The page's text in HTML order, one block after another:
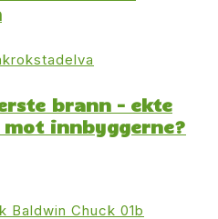
brann – ekte
innbyggerne?